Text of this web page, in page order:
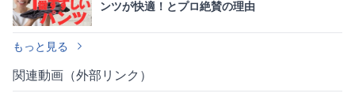
ンツが快適！とプロ絶賛の理由
もっと見る
関連動画（外部リンク）